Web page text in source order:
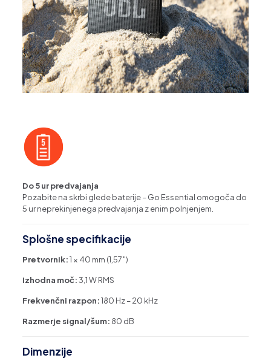
Do 5 ur predvajanja
Pozabite na skrbi glede baterije – Go Essential omogoča do
5 ur neprekinjenega predvajanja z enim polnjenjem.
Splošne specifikacije
Pretvornik:1 × 40 mm (1,57″)
Izhodna moč:3,1 W RMS
Frekvenčni razpon:180 Hz – 20 kHz
Razmerje signal/šum: 80 dB
Dimenzije